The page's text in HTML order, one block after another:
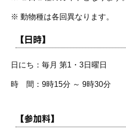
※ 動物種は各回異なります。
【日時】
日にち：毎月 第1・3日曜日
時 間：9時15分 ～ 9時30分
【参加料】